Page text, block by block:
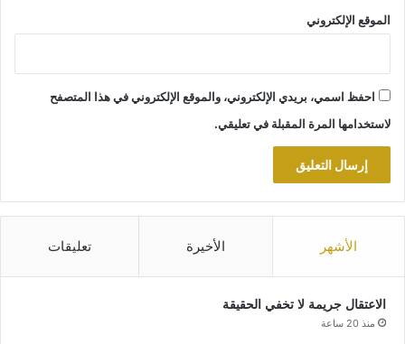
الموقع الإلكتروني
احفظ اسمي، بريدي الإلكتروني، والموقع الإلكتروني في هذا المتصفح
لاستخدامها المرة المقبلة في تعليقي.
الأشهر الأخيرة تعليقات
الاعتقال جريمة لا تخفي الحقيقة
منذ 20 ساعة